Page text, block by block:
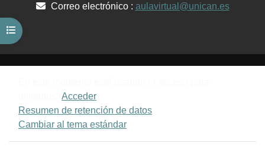
Abrir índice del curso
Correo electrónico : aulavirtual@unican.es
Acceder
Resumen de retención de datos
Cambiar al tema estándar